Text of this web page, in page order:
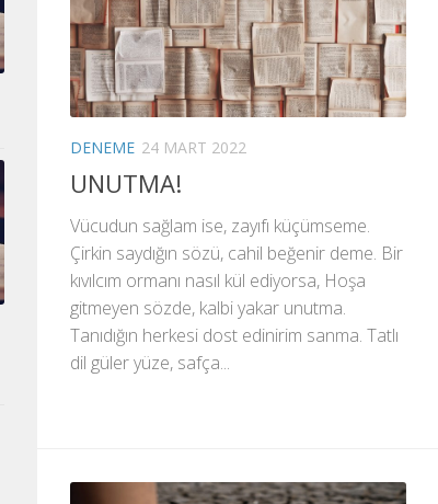
DENEME 24 MART 2022
UNUTMA!
Vücudun sağlam ise, zayıfı küçümseme.
Çirkin saydığın sözü, cahil beğenir deme. Bir
kıvılcım ormanı nasıl kül ediyorsa, Hoşa
gitmeyen sözde, kalbi yakar unutma.
Tanıdığın herkesi dost edinirim sanma. Tatlı
dil güler yüze, safça...